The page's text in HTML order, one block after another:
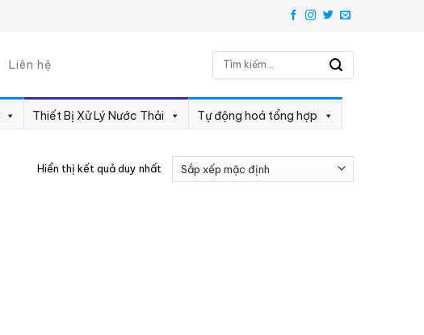
Liên hệ
Tìm
Thiết Bị Xử Lý Nước Thải Tự động hoá tổng hợp
Hiển thị kết quả duy nhất